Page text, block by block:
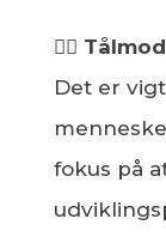
🧘‍♂️
Det er
fokus på